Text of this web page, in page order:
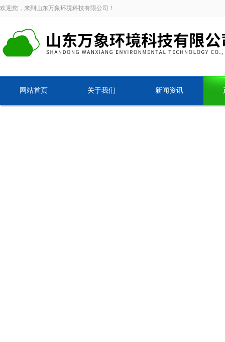
欢迎您，来到山东万象环境科技有限公司！
网站首页 关于我们 新闻资讯